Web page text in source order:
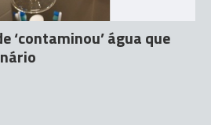
‘contaminou’ água que